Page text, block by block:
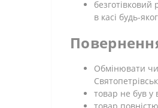
в касі будь-
Обмінювати чи
товар не був у